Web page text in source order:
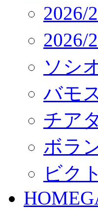
2026/
2026/
ソシ
バモ
チア
ボラ
ビク